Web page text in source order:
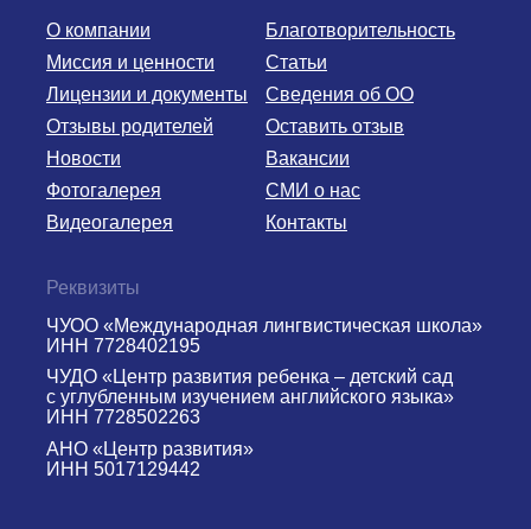
ЧУДО «Центр развития ребенка – детский сад
с углубленным изучением английского языка»
ИНН 7728502263
АНО «Центр развития»
ИНН 5017129442
ЧУОО «Международная лингвистическая школа»
ИНН 7728402195
Реквизиты
Сведения об ОО
Вакансии
Оставить отзыв
Новости
Благотворительность
Видеогалерея
Фотогалерея
О компании
Отзывы родителей
Миссия и ценности
Статьи
Лицензии и документы
СМИ о нас
Контакты